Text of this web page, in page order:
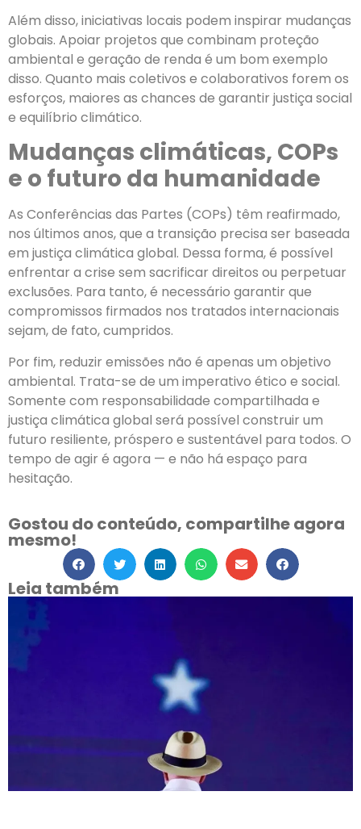
Além disso, iniciativas locais podem inspirar mudanças
globais. Apoiar projetos que combinam proteção
ambiental e geração de renda é um bom exemplo
disso. Quanto mais coletivos e colaborativos forem os
esforços, maiores as chances de garantir justiça social
e equilíbrio climático.
Mudanças climáticas, COPs
e o futuro da humanidade
As Conferências das Partes (COPs) têm reafirmado,
nos últimos anos, que a transição precisa ser baseada
em justiça climática global. Dessa forma, é possível
enfrentar a crise sem sacrificar direitos ou perpetuar
exclusões. Para tanto, é necessário garantir que
compromissos firmados nos tratados internacionais
sejam, de fato, cumpridos.
Por fim, reduzir emissões não é apenas um objetivo
ambiental. Trata-se de um imperativo ético e social.
Somente com responsabilidade compartilhada e
justiça climática global será possível construir um
futuro resiliente, próspero e sustentável para todos. O
tempo de agir é agora — e não há espaço para
hesitação.
Gostou do conteúdo, compartilhe agora
mesmo!
Leia também